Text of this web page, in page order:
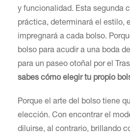
y funcionalidad. Esta segunda
práctica, determinará el estilo,
impregnará a cada bolso.
bolso para acudir a una boda
para un paseo otoñal por el
sabes cómo elegir tu propio
Porque el arte del bolso tiene
elección. Con encontrar el
diluirse, al contrario, brillando